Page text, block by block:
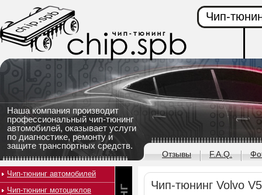
Наша компания производит
профессиональный чип-тюнинг
автомобилей, оказывает услуги
по диагностике, ремонту и
защите транспортных средств.
Чип-
Отзывы F.A.Q.
Чип-тюнинг Volvo
Чип-тюнинг автомобилей
Чип-тюнинг мотоциклов